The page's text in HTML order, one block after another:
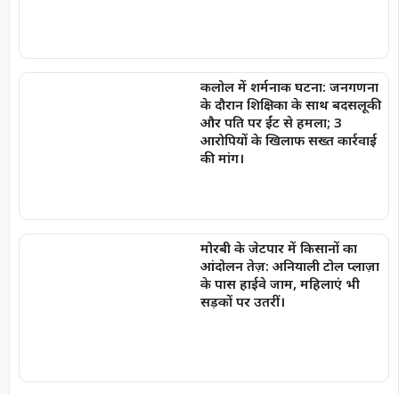
कलोल में शर्मनाक घटना: जनगणना
के दौरान शिक्षिका के साथ बदसलूकी
और पति पर ईंट से हमला; 3
आरोपियों के खिलाफ सख्त कार्रवाई
की मांग।
मोरबी के जेटपार में किसानों का
आंदोलन तेज़: अनियाली टोल प्लाज़ा
के पास हाईवे जाम, महिलाएं भी
सड़कों पर उतरीं।